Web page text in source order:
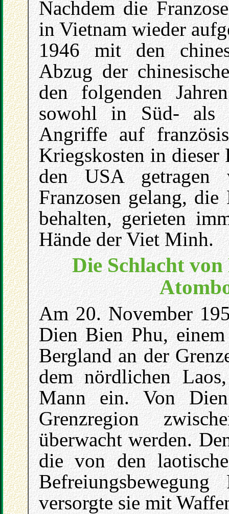
Nachdem die
in Vietnam wieder
1946 mit den
Abzug der
den folgenden
sowohl in Süd- als
Angriffe auf
Kriegskosten in dieser
den USA getragen
Franzosen gelang,
behalten, gerieten
Hände der Viet Minh.
Die Schlacht
Am 20. November
Dien Bien Phu,
Bergland an der
dem nördlichen
Mann ein. Von
Grenzregion
überwacht werden.
die von den
versorgte sie mit